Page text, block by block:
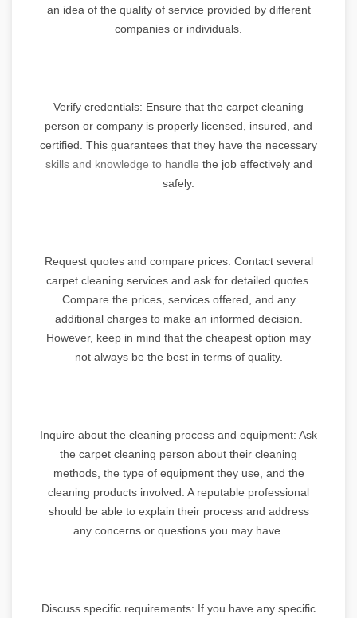
an idea of the quality of service provided by different
companies or individuals.
Verify credentials: Ensure that the carpet cleaning
person or company is properly licensed, insured, and
certified. This guarantees that they have the necessary
skills and knowledge to handle the job effectively and
safely.
Request quotes and compare prices: Contact several
carpet cleaning services and ask for detailed quotes.
Compare the prices, services offered, and any
additional charges to make an informed decision.
However, keep in mind that the cheapest option may
not always be the best in terms of quality.
Inquire about the cleaning process and equipment: Ask
the carpet cleaning person about their cleaning
methods, the type of equipment they use, and the
cleaning products involved. A reputable professional
should be able to explain their process and address
any concerns or questions you may have.
Discuss specific requirements: If you have any specific